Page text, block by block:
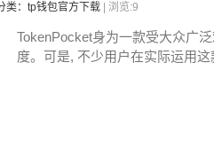
类：tp钱包官方下载 | 浏览:9
TokenPocket身为一款受大众广
度。可是, 不少用户在实际运用